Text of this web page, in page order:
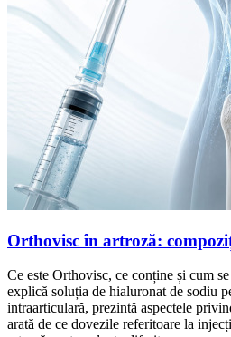
Orthovisc în artroză:
Ce este Orthovisc, ce conține și cum
explică soluția de hialuronat de sodiu
intraarticulară, prezintă aspectele
arată de ce dovezile referitoare la